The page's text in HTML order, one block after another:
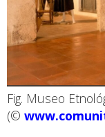
Fig. Museo
(©